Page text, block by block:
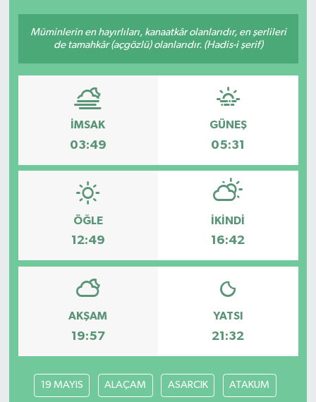
Müminlerin en hayırlıları, kanaatkâr olanlarıdır, en şerlileri
de tamahkâr (açgözlü) olanlarıdır. (Hadis-i şerif)
İMSAK
03:49
GÜNEŞ
05:31
ÖĞLE
12:49
İKINDI
16:42
AKŞAM
19:57
YATSI
21:32
19 MAYIS ALAÇAM ASARCIK ATAKUM
Devrek
Özel
Dergim
Ulusal
Haber Arşivi